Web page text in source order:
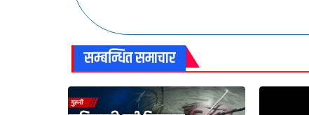
सम्बन्धित समाचार